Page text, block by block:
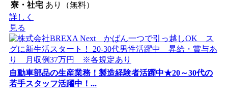
寮・社宅 あり（無料）
詳しく
見る
自動車部品の生産業務！製造経験者活躍中★20～30代の
若手スタッフ活躍中！...